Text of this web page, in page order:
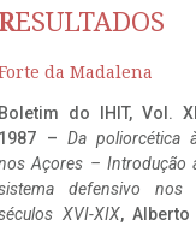
da Madalena
Boletim do IHIT, Vol.
1987 – Da poliorcética
Açores – Introdução
defensivo nos
XVI-XIX, Alberto